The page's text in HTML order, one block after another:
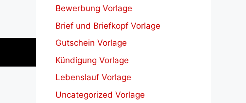
Bewerbung Vorlage
Brief und Briefkopf Vorlage
Gutschein Vorlage
Kündigung Vorlage
Lebenslauf Vorlage
Uncategorized Vorlage